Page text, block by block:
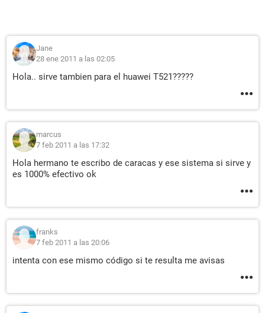
Jane
28 ene 2011 a las 02:05
Hola.. sirve tambien para el huawei T521?????
marcus
7 feb 2011 a las 17:32
Hola hermano te escribo de caracas y ese sistema si sirve y
es 1000% efectivo ok
franks
7 feb 2011 a las 20:06
intenta con ese mismo código si te resulta me avisas